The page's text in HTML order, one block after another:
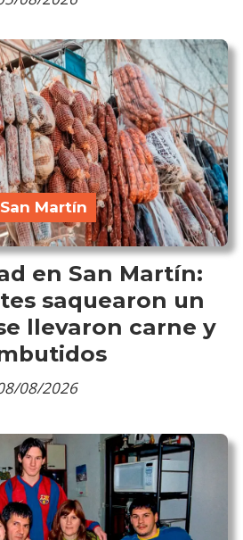
en San Martín:
saquearon un
llevaron carne y
San Martín
08/2026